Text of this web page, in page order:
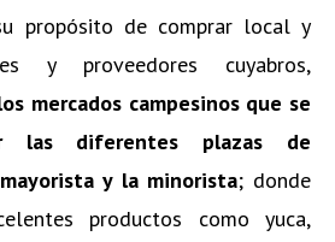
propósito de comprar local y
y proveedores cuyabros,
mercados campesinos que se
las diferentes plazas de
y la minorista; donde
productos como yuca,